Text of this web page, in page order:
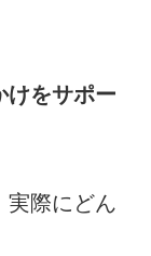
けをサポー
実際にどん